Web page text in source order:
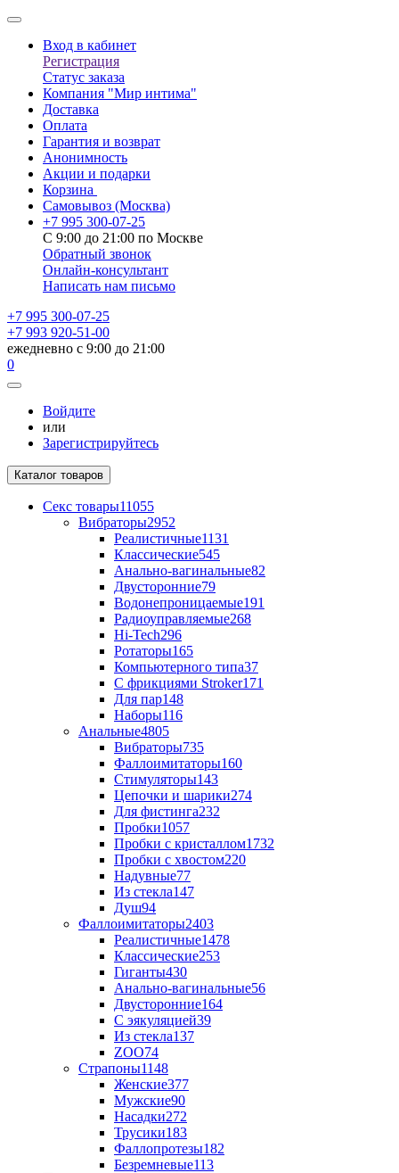
Вход в кабинет
Регистрация
Статус заказа
Компания "Мир интима"
Доставка
Оплата
Гарантия и возврат
Анонимность
Акции и подарки
Корзина
Самовывоз (Москва)
+7 995 300-07-25
С 9:00 до 21:00 по Москве
Обратный звонок
Онлайн-консультант
Написать нам письмо
+7 995 300-07-25
+7 993 920-51-00
ежедневно с 9:00 до 21:00
0
Войдите
или
Зарегистрируйтесь
Каталог товаров
Секс товары11055
Вибраторы2952
Реалистичные1131
Классические545
Анально-вагинальные82
Двусторонние79
Водонепроницаемые191
Радиоуправляемые268
Hi-Tech296
Ротаторы165
Компьютерного типа37
С фрикциями Stroker171
Для пар148
Наборы116
Анальные4805
Вибраторы735
Фаллоимитаторы160
Стимуляторы143
Цепочки и шарики274
Для фистинга232
Пробки1057
Пробки с кристаллом1732
Пробки с хвостом220
Надувные77
Из стекла147
Душ94
Фаллоимитаторы2403
Реалистичные1478
Классические253
Гиганты430
Анально-вагинальные56
Двусторонние164
С эякуляцией39
Из стекла137
ZOO74
Страпоны1148
Женские377
Мужские90
Насадки272
Трусики183
Фаллопротезы182
Безремневые113